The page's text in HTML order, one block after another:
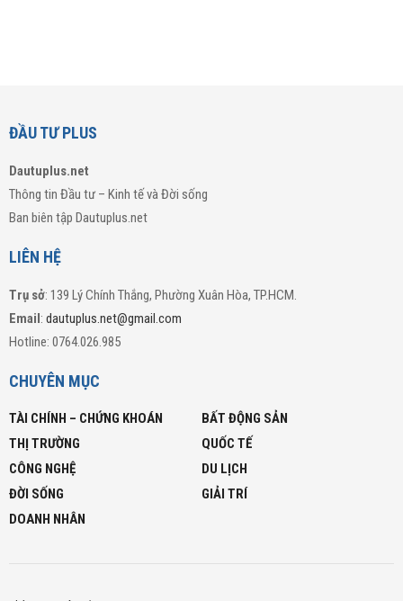
ĐẦU TƯ PLUS
Dautuplus.net
Thông tin Đầu tư – Kinh tế và Đời sống
Ban biên tập Dautuplus.net
LIÊN HỆ
Trụ sở: 139 Lý Chính Thắng, Phường Xuân Hòa, TP.HCM.
Email: dautuplus.net@gmail.com
Hotline: 0764.026.985
CHUYÊN MỤC
TÀI CHÍNH – CHỨNG KHOÁN
BẤT ĐỘNG SẢN
THỊ TRƯỜNG
QUỐC TẾ
CÔNG NGHỆ
DU LỊCH
ĐỜI SỐNG
GIẢI TRÍ
DOANH NHÂN